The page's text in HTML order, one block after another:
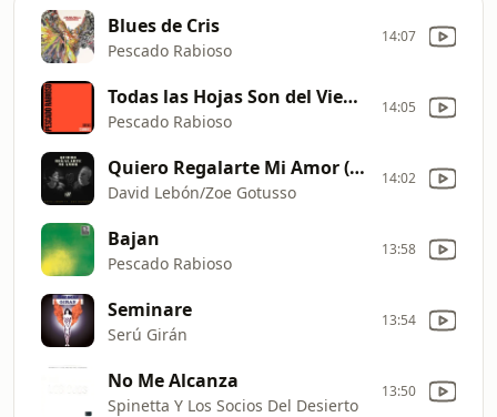
Blues de Cris
Pescado Rabioso
14:07
Todas las Hojas Son del Viento
Pescado Rabioso
14:05
Quiero Regalarte Mi Amor (feat. Zoe Gotusso)
David Lebón/Zoe Gotusso
14:02
Bajan
Pescado Rabioso
13:58
Seminare
Serú Girán
13:54
No Me Alcanza
Spinetta Y Los Socios Del Desierto
13:50